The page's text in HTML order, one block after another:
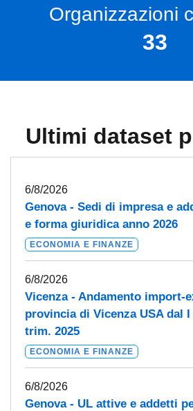
Organizzazioni
33
Ultimi dataset
6/8/2026
Genova - Sedi di impresa e
e forma giuridica anno 2026
ECONOMIA E FINANZE
6/8/2026
Vicenza - Andamento import-
provincia di Vicenza USA dal
trim. 2025
ECONOMIA E FINANZE
6/8/2026
Genova - UL attive e addetti